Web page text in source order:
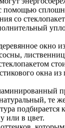
помощью
со
окно
окна из
те
подбирается
или в цвет.